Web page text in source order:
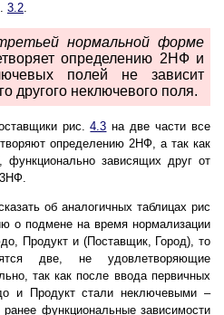
3.2.
нормальной форме
определению 2НФ и
полей не зависит
другого неключевого поля.
рис.4.3 на две части все
определению 2НФ, а так как
зависящих друг от
3НФ.
об аналогичных таблицах рис
о подмене на время нормализации
Продукт и (Поставщик, Город), то
две, не удовлетворяющие
так как после ввода первичных
Продукт стали неключевыми –
функциональные зависимости